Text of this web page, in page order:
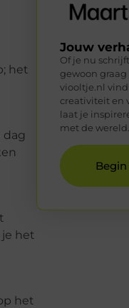
het
dag
het
het
Jouw
Of je nu
gewoon graag
viooltje.nl
creativiteit en
laat je
met de wereld.